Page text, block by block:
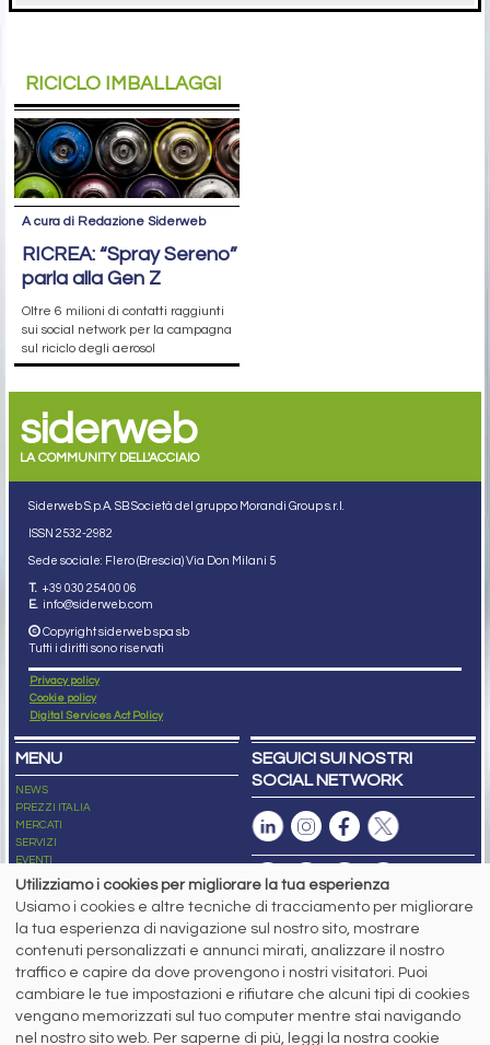
RICICLO IMBALLAGGI
A cura di Redazione Siderweb
RICREA: “Spray Sereno”
parla alla Gen Z
Oltre 6 milioni di contatti raggiunti
sui social network per la campagna
sul riciclo degli aerosol
siderweb
LA COMMUNITY DELL'ACCIAIO
Siderweb S.p.A. SB Società del gruppo Morandi Group s.r.l.
ISSN 2532-2982
Sede sociale: Flero (Brescia) Via Don Milani 5
T. +39 030 254 00 06
E. info@siderweb.com
Copyright siderweb spa sb
Tutti i diritti sono riservati
Privacy policy
Cookie policy
Digital Services Act Policy
MENU
NEWS
PREZZI ITALIA
MERCATI
SERVIZI
EVENTI
ABBONAMENTI
NEWSLETTER
SEGUICI SUI NOSTRI
SOCIAL NETWORK
Capitale Sociale: 190.000€ interamente versato
Registro delle Imprese di Brescia
Codice Fiscale e Partita I.V.A.:IT03562320170
R.E.A. n. 419331
www.siderweb.com: Autorizzazione del Tribunale di Brescia n. 11/2004 del 17
marzo 2004, Iscrizione al R.O.C. n. 26116.
Utilizziamo i cookies per migliorare la tua esperienza
Usiamo i cookies e altre tecniche di tracciamento per migliorare
la tua esperienza di navigazione sul nostro sito, mostrare
contenuti personalizzati e annunci mirati, analizzare il nostro
traffico e capire da dove provengono i nostri visitatori. Puoi
cambiare le tue impostazioni e rifiutare che alcuni tipi di cookies
vengano memorizzati sul tuo computer mentre stai navigando
nel nostro sito web. Per saperne di più, leggi la nostra cookie